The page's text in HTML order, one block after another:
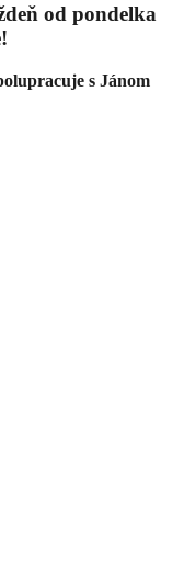
od pondelka
s Jánom